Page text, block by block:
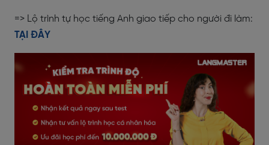
=> Lộ trình tự học tiếng Anh giao tiếp cho người đi làm:
TẠI ĐÂY